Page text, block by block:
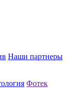
Наши партнеры
Фотек